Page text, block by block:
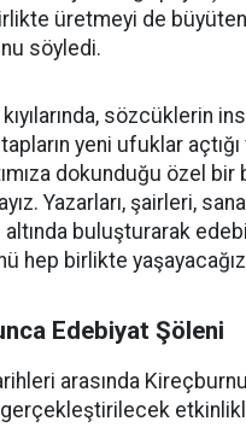
üretmeyi de
söyledi.
kıyılarında, sözcüklerin
yeni ufuklar açtığı
dokunduğu özel
Yazarları, şairleri,
altında buluşturarak
hep birlikte
Edebiyat Şöleni
arasında
gerçekleştirilecek